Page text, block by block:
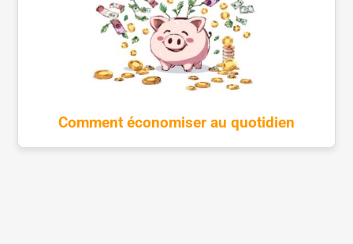
Comment économiser au quotidien